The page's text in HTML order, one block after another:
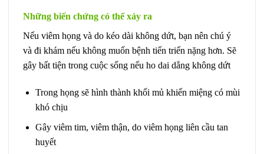
Những biến chứng có thể xảy ra
Nếu viêm họng và do kéo dài không dứt, bạn nên chú ý
và đi khám nếu không muốn bệnh tiến triển nặng hơn. Sẽ
gây bất tiện trong cuộc sống nếu ho dai dẳng không dứt
Trong họng sẽ hình thành khối mủ khiến miệng có mùi
khó chịu
Gây viêm tim, viêm thận, do viêm họng liên cầu tan
huyết